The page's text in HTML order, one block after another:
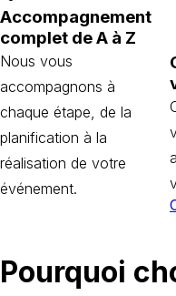
Accompagnement
complet de A à Z
Nous vous
accompagnons à
chaque étape, de la
planification à la
réalisation de votre
événement.
Pourquoi